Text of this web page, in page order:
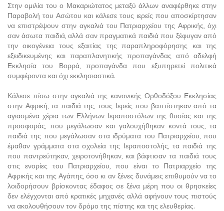
Στην ομιλία του ο Μακαριώτατος μεταξύ άλλων αναφέρθηκε στην
Παραβολή του Ασώτου και κάλεσε τους ιερείς που αποσκίρτησαν
να επιστρέψουν στην αγκαλιά του Πατριαρχείου της Αφρικής, όχι
σαν άσωτα παιδιά, αλλά σαν πραγματικά παιδιά που ξέφυγαν από
την οικογένεια τους εξαιτίας της παραπληροφόρησης και της
εξειδικευμένης και παραπλανητικής προπαγάνδας από αδελφή
Εκκλησία του Βορρά, προπαγάνδα που εξυπηρετεί πολιτικά
συμφέροντα και όχι εκκλησιαστικά.
Κάλεσε πίσω στην αγκαλιά της κανονικής Ορθοδόξου Εκκλησίας
στην Αφρική, τα παιδιά της, τους Ιερείς που βαπτίστηκαν από τα
αγιασμένα χέρια των Ελλήνων Ιεραποστόλων της θυσίας και της
προσφοράς, που μεγάλωσαν και γαλουχήθηκαν κοντά τους, τα
παιδιά της που μεγάλωσαν στα ιδρύματα του Πατριαρχείου, που
έμαθαν γράμματα στα σχολεία της Ιεραποστολής, τα παιδιά της
που παντρεύτηκαν, χειροτονήθηκαν, και βάφτισαν τα παιδιά τους
στις ενορίες του Πατριαρχείου, που είναι το Πατριαρχείο της
Αφρικής και της Αγάπης, όσο κι αν ξένες δυνάμεις επιθυμούν να το
λοιδορήσουν βρίσκοντας έδαφος σε ξένα μέρη που οι θρησκείες
δεν ελέγχονται από κρατικές μηχανές αλλά αφήνουν τους πιστούς
να ακολουθήσουν τον δρόμο της πίστης και της ελευθερίας.